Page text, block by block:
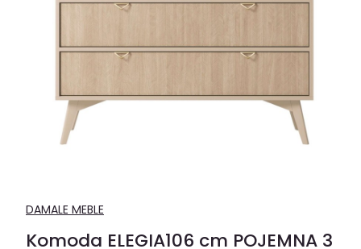
DAMALE MEBLE
Komoda ELEGIA106 cm POJEMNA 3